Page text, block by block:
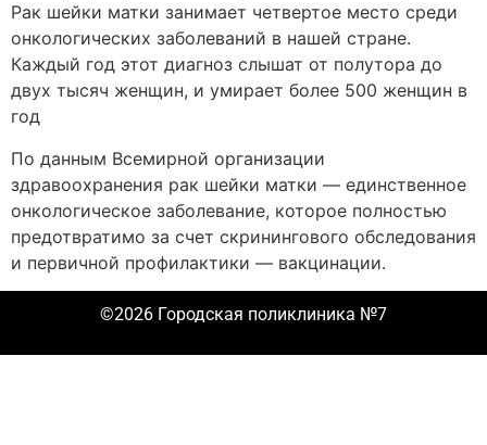
Рак шейки матки занимает четвертое место среди
онкологических заболеваний в нашей стране.
Каждый год этот диагноз слышат от полутора до
двух тысяч женщин, и умирает более 500 женщин в
год
По данным Всемирной организации
здравоохранения рак шейки матки — единственное
онкологическое заболевание, которое полностью
предотвратимо за счет скринингового обследования
и первичной профилактики — вакцинации.
©2026 Городская поликлиника №7